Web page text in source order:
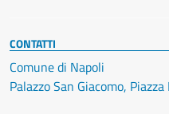
CONTATTI
Comune di Napoli
Palazzo San Giacomo,